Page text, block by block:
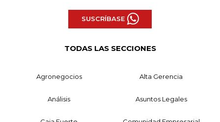
SUSCRÍBASE
TODAS LAS SECCIONES
Agronegocios Alta Gerencia
Análisis Asuntos Legales